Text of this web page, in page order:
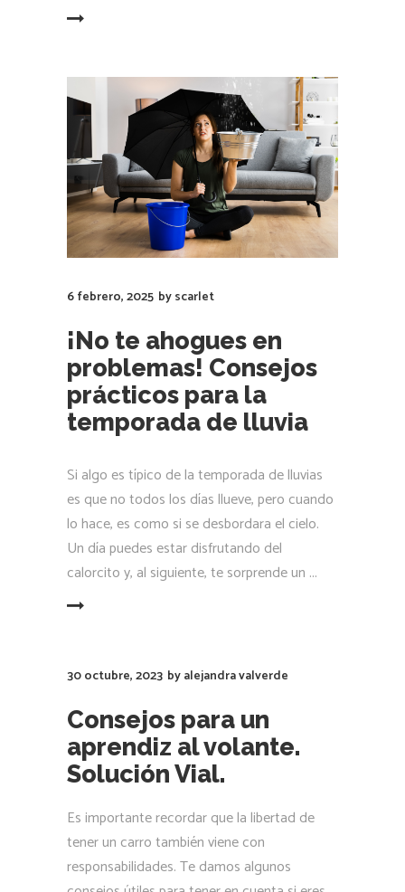
6 febrero, 2025 byscarlet
¡No te ahogues en
problemas! Consejos
prácticos para la
temporada de lluvia
Si algo es típico de la temporada de lluvias
es que no todos los días llueve, pero cuando
lo hace, es como si se desbordara el cielo.
Un día puedes estar disfrutando del
calorcito y, al siguiente, te sorprende un
30 octubre, 2023 byalejandra valverde
Consejos para un
aprendiz al volante.
Solución Vial.
Es importante recordar que la libertad de
tener un carro también viene con
responsabilidades. Te damos algunos